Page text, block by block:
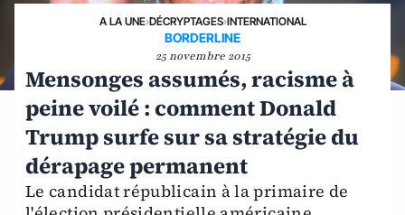
A LA UNE›DÉCRYPTAGES›INTERNATIONAL
BORDERLINE
25 novembre 2015
Mensonges assumés, racisme à
peine voilé : comment Donald
Trump surfe sur sa stratégie du
dérapage permanent
Le candidat républicain à la primaire de